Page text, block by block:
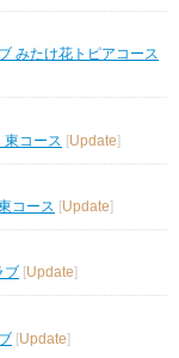
みたけ花トピアコース
コース [Update]
コース [Update]
ブ
Update
[Update]